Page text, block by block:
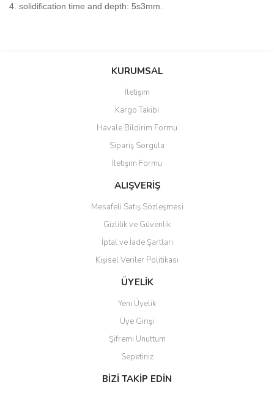
4. solidification time and depth: 5s3mm.
Bu ürüne ilk yorumu siz yapın!
Ürün resmi kalitesiz, bozuk veya görüntülenemiyor.
Ürün açıklamasında eksik bilgiler bulunuyor.
Ürün bilgilerinde hatalar bulunuyor.
Ürün fiyatı diğer sitelerden daha pahalı.
Bu ürüne benzer farklı alternatifler olmalı.
Gönder
KURUMSAL
İletişim
Kargo Takibi
Havale Bildirim Formu
Sipariş Sorgula
İletişim Formu
ALIŞVERİŞ
Mesafeli Satış Sözleşmesi
Gizlilik ve Güvenlik
İptal ve İade Şartları
Kişisel Veriler Politikası
ÜYELİK
Yeni Üyelik
Üye Girişi
Şifremi Unuttum
Sepetiniz
BİZİ TAKİP EDİN